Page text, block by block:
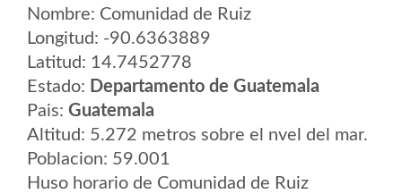
Nombre: Comunidad de Ruiz
Longitud: -90.6363889
Latitud: 14.7452778
Estado: Departamento de Guatemala
Pais: Guatemala
Altitud: 5.272 metros sobre el nvel del mar.
Poblacion: 59.001
Huso horario de Comunidad de Ruiz